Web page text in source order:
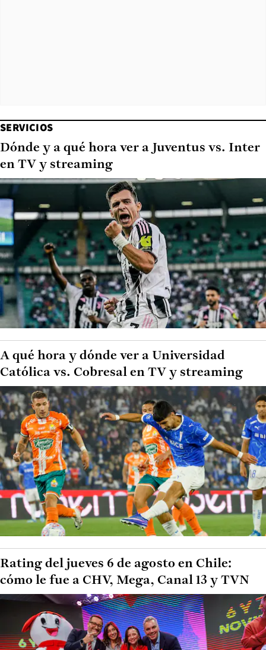
SERVICIOS
Dónde y a qué hora ver a Juventus vs. Inter
en TV y streaming
A qué hora y dónde ver a Universidad
Católica vs. Cobresal en TV y streaming
Rating del jueves 6 de agosto en Chile:
cómo le fue a CHV, Mega, Canal 13 y TVN